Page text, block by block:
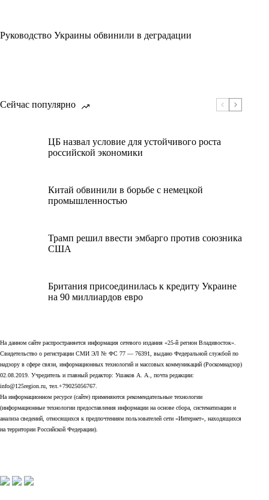
Руководство Украины обвинили в деградации
Сейчас популярно
ЦБ назвал условие для устойчивого роста
российской экономики
Китай обвинили в борьбе с немецкой
промышленностью
Трамп решил ввести эмбарго против союзника
США
Британия присоединилась к кредиту Украине
на 90 миллиардов евро
На данном сайте распространяется информация сетевого издания «25-й регион Владивосток».
Свидетельство о регистрации СМИ ЭЛ № ФС 77 — 76391, выдано Федеральной службой по
надзору в сфере связи, информационных технологий и массовых коммуникаций (Роскомнадзор)
02.08.2019. Учредитель и главный редактор: Ушаков А. А., почта редакции:
info@125region.ru, тел.+79025056767.
На информационном ресурсе (сайте) применяются рекомендательные технологии
(информационные технологии предоставления информации на основе сбора, систематизации и
анализа сведений, относящихся к предпочтениям пользователей сети «Интернет», находящихся
на территории Российской Федерации).